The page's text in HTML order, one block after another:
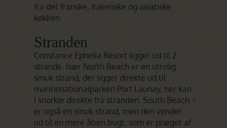
fra det franske, italienske og asiatiske
køkken.
Stranden
Constance Ephelia Resort ligger ud til 2
strande. Især North Beach er en utrolig
smuk strand, der ligger direkte ud til
marinenationalparken Port Launay, her kan
I snorkle direkte fra stranden. South Beach
er også en smuk strand, men den vender
ud til en mere åben bugt, som er præget af